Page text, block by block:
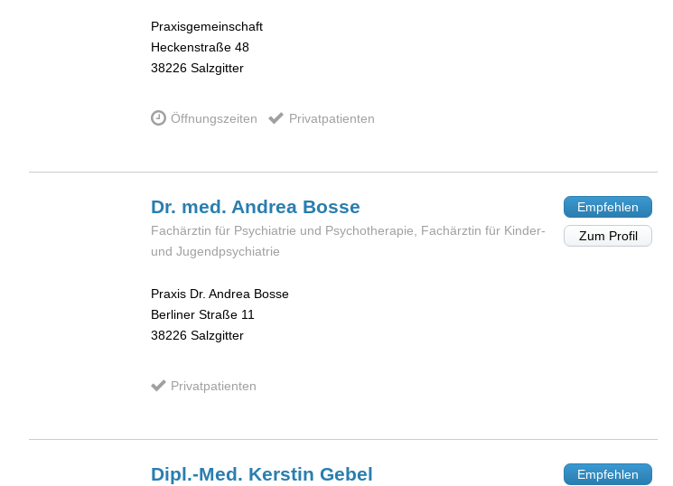
Praxisgemeinschaft
Heckenstraße 48
38226 Salzgitter
Öffnungszeiten Privatpatienten
Dr. med. Andrea Bosse
Fachärztin für Psychiatrie und Psychotherapie, Fachärztin für Kinder-
und Jugendpsychiatrie
Praxis Dr. Andrea Bosse
Berliner Straße 11
38226 Salzgitter
Privatpatienten
Empfehlen
Zum Profil
Dipl.-Med. Kerstin Gebel
Empfehlen